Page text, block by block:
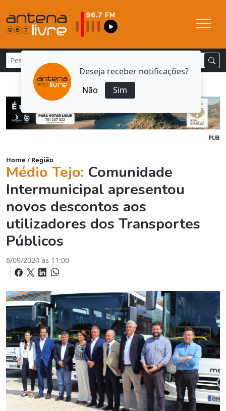
Deseja receber notificações?
Não
Sim
PUB
Home / Região
Médio Tejo: Comunidade
Intermunicipal apresentou
novos descontos aos
utilizadores dos Transportes
Públicos
6/09/2024 às 11:00